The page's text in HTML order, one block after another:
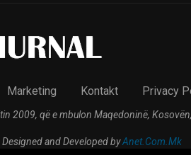
Marketing Kontakt Privacy
2009, që e mbulon Maqedoninë,
and Developed byAnet.Com.Mk